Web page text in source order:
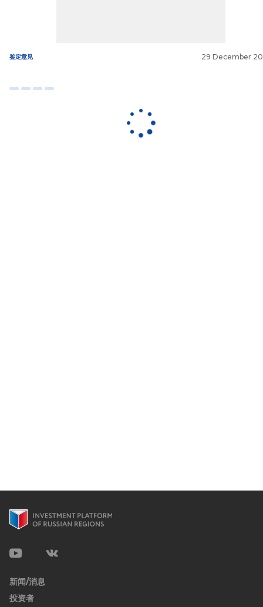
鉴定意见 29 December
新闻/消息
投资者